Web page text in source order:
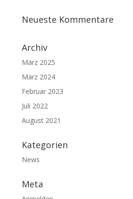
Neueste Kommentare
Archiv
März 2025
März 2024
Februar 2023
Juli 2022
August 2021
Kategorien
News
Meta